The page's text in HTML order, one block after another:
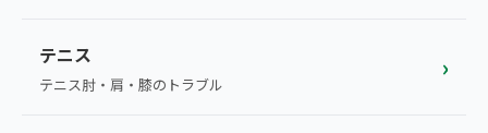
テニス
テニス肘・肩・膝のトラブル
›